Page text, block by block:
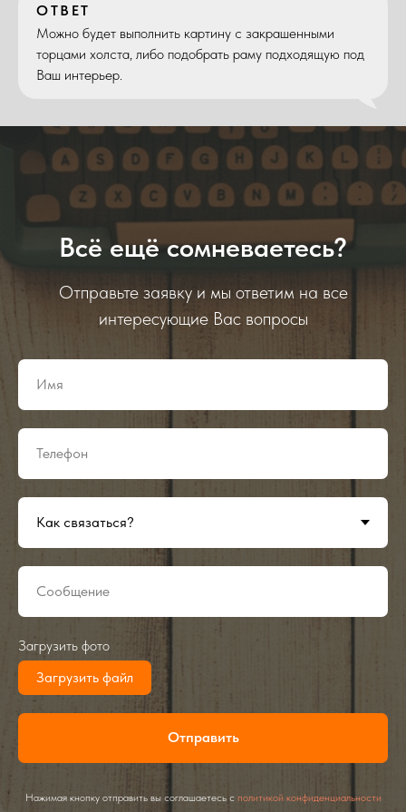
ОТВЕТ
Можно будет выполнить картину с закрашенными
торцами холста, либо подобрать раму подходящую под
Ваш интерьер.
Всё ещё сомневаетесь?
Отправьте заявку и мы ответим на все
интересующие Вас вопросы
Загрузить фото
Загрузить файл
Отправить
Нажимая кнопку отправить вы соглашаетесь с политикой конфиденциальности